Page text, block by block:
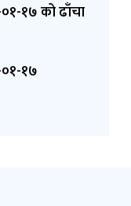
१७ को ढाँचा
१७